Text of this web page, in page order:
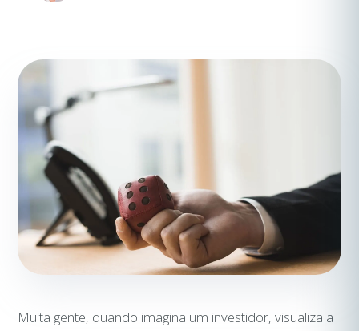
Muita gente, quando imagina um investidor, visualiza a